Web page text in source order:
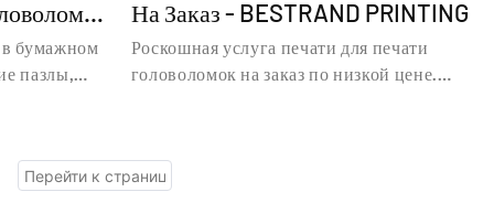
-
в бумажном
пазлы,
Bestand
На Заказ - BESTRAND PRINTING
Роскошная услуга печати для печати
головоломок на заказ по низкой цене.
головоломок на заказ по низкой цене -